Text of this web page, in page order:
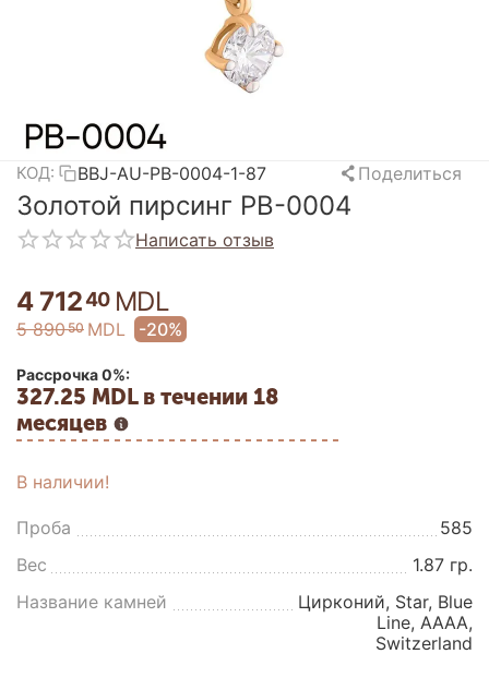
КОД: BBJ-AU-PB-0004-1-87 Поделиться
Золотой пирсинг PB-0004
Написать отзыв
4 71240 MDL
5 89050 MDL -20%
Рассрочка 0%:
327.25 MDL в течении 18
месяцев
В наличии!
Проба
585
Вес
1.87 гр.
Название камней
Цирконий, Star, Blue
Line, AAAA,
Switzerland